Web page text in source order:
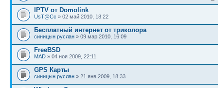
IPTV от Domolink
UsT@Cc » 02 май 2010, 18:22
Бесплатный интернет от триколора
синицын руслан » 09 мар 2010, 16:09
FreeBSD
MAD » 04 ноя 2009, 22:11
GPS Карты
синицын руслан » 21 янв 2009, 18:33